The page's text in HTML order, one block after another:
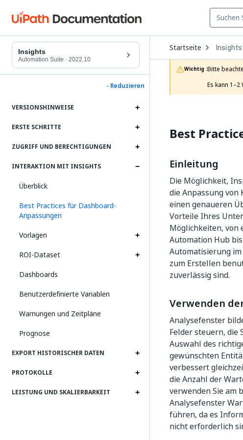
Insights
Automation Suite · 2022.10
- Reduzieren
VERSIONSHINWEISE
ERSTE SCHRITTE
ZUGRIFF UND BERECHTIGUNGEN
INTERAKTION MIT INSIGHTS
Überblick
Best Practices für Dashboard-
Anpassungen
Vorlagen
ROI-Dataset
Dashboards
Benutzerdefinierte Variablen
Warnungen und Zeitpläne
Prognose
EXPORT HISTORISCHER DATEN
PROTOKOLLE
LEISTUNG UND SKALIERBARKEIT
Startseite Open
Dropdown
to
choose
product
Insights
Wichtig :Bitte
Es kann
Best
Einleitung
Die Möglichkeit,
die Anpassung
einen genaueren
Vorteile Ihres
Möglichkeiten,
Automation Hub
Automatisierung
zum Erstellen
zuverlässig sind.
Verwenden
Analysefenster
Felder steuern, die
Auswahl des
gewünschten
verbessert
die Anzahl der
verwenden Sie am
Analysefenster
führen, da es
nicht erforderlich